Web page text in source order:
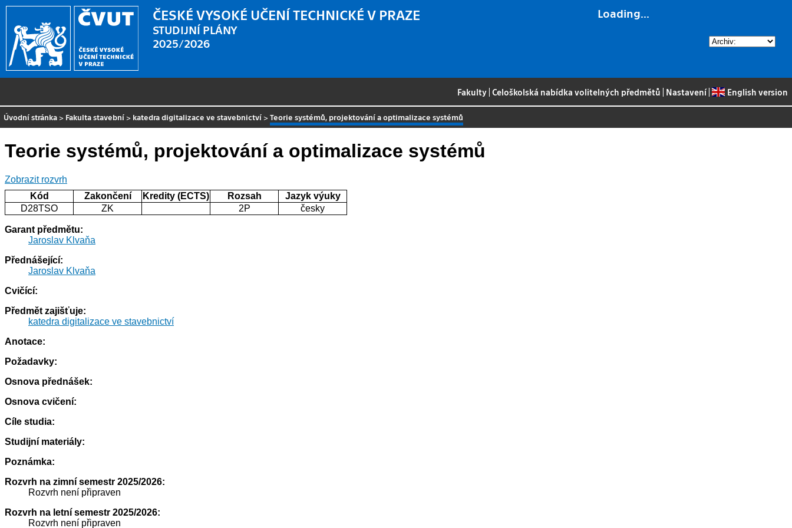
Loading...
ČESKÉ VYSOKÉ UČENÍ TECHNICKÉ V PRAZE
STUDIJNÍ PLÁNY
2025/2026
Fakulty |Celoškolská nabídka volitelných předmětů Nastavení| English version
Úvodní stránka > Fakulta stavební > katedra digitalizace ve stavebnictví >Teorie systémů, projektování a optimalizace systémů
Teorie systémů, projektování a optimalizace systémů
Zobrazit rozvrh
Kód
Zakončení Kredity (ECTS) Rozsah
Jazyk výuky
D28TSO
ZK 2P česky
Garant předmětu:
Jaroslav Klvaňa
Přednášející:
Jaroslav Klvaňa
Cvičící:
Předmět zajišťuje:
katedra digitalizace ve stavebnictví
Anotace:
Požadavky:
Osnova přednášek:
Osnova cvičení:
Cíle studia:
Studijní materiály:
Poznámka:
Rozvrh na zimní semestr 2025/2026:
Rozvrh není připraven
Rozvrh na letní semestr 2025/2026:
Rozvrh není připraven